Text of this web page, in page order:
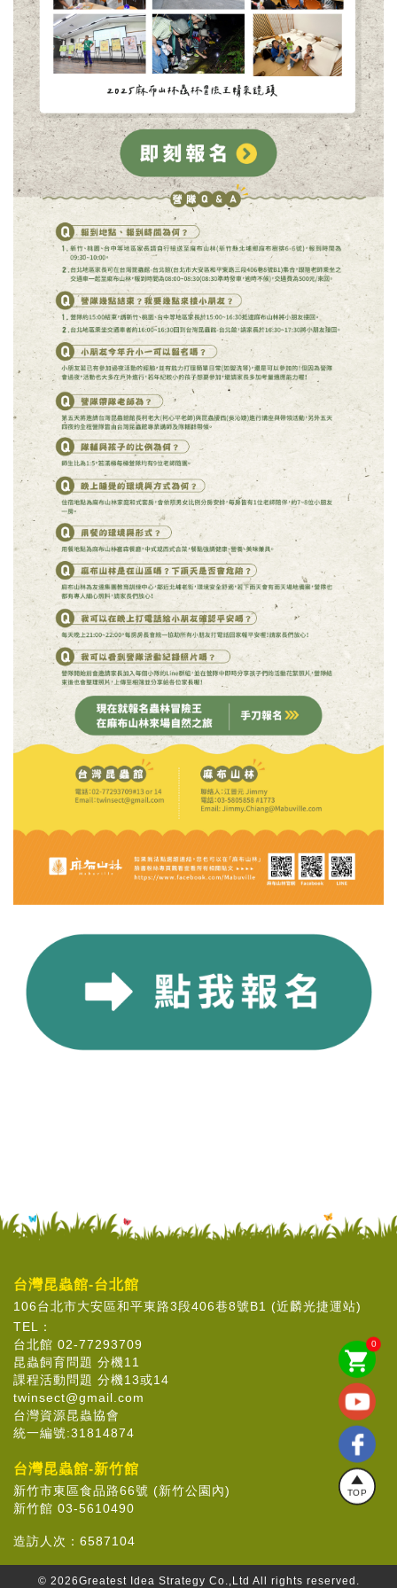
shopping_cart
0
TOP
台灣昆蟲館-台北館
106台北市大安區和平東路3段406巷8號B1 (近麟光捷運站)
TEL：
台北館 02-77293709
昆蟲飼育問題 分機11
課程活動問題 分機13或14
twinsect@gmail.com
台灣資源昆蟲協會
統一編號:31814874
台灣昆蟲館-新竹館
新竹市東區食品路66號 (新竹公園內)
新竹館 03-5610490
造訪人次： 6587104
© 2026Greatest Idea Strategy Co.,Ltd All rights reserved.